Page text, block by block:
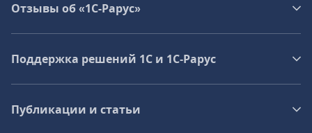
Отзывы об «1С-Рарус»
Поддержка решений 1С и 1С‑Рарус
Публикации и статьи